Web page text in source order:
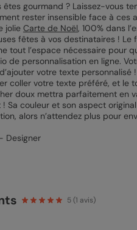
êtes gourmand ? Laissez-vous
rester insensible face à ces
jolie Carte de Noël, 100% dans
fêtes à vos destinataires !
tout l’espace nécessaire pour
de personnalisation en ligne.
votre texte personnalisé
coller votre texte préféré, et le
doux mettra parfaitement en
! Sa couleur et son aspect
alors n’attendez plus pour
Designer
5(1 avis)